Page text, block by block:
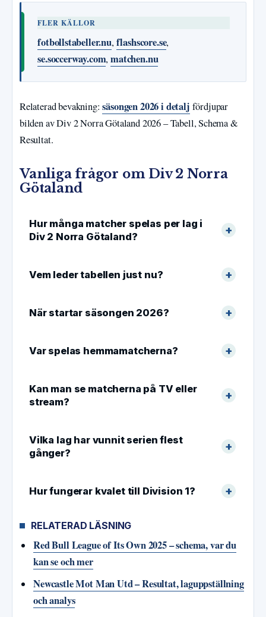
FLER KÄLLOR
fotbollstabeller.nu, flashscore.se,
se.soccerway.com,matchen.nu
Relaterad bevakning:säsongen 2026 i detalj fördjupar
bilden av Div 2 Norra Götaland 2026 – Tabell, Schema &
Resultat.
Vanliga frågor om Div 2 Norra
Götaland
Hur många matcher spelas per lag i
Div 2 Norra Götaland?
Vem leder tabellen just nu?
När startar säsongen 2026?
Var spelas hemmamatcherna?
Kan man se matcherna på TV eller
stream?
Vilka lag har vunnit serien flest
gånger?
Hur fungerar kvalet till Division 1?
RELATERAD LÄSNING
Red Bull League of Its Own 2025 – schema, var du
kan se och mer
Newcastle Mot Man Utd – Resultat, laguppställning
och analys